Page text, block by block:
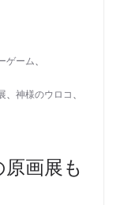
ゲーム、
、 神様のウロコ 、
画展も